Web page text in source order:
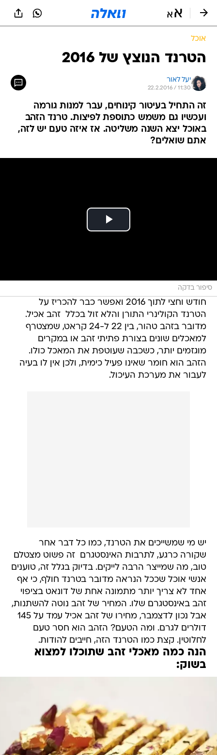
אוכל
הטרנד הנוצץ של 2016
יעל לאור
22.2.2016 / 11:30
זה התחיל בעיטור קינוחים, עבר למנות גורמה
ועכשיו גם משמש כתוספת לפיצות. טרנד הזהב
באוכל יצא השנה משליטה. אז איזה טעם יש לזה,
אתם שואלים?
סיפור בדקה
חודש וחצי לתוך 2016 ואפשר כבר להכריז על
הטרנד הקולינרי התורן והלא זול בכלל  זהב אכיל.
מדובר בזהב טהור, בין 22 ל-24 קראט, שמצטרף
למאכלים שונים בצורת פתיתי זהב או במקרים
מוגזמים יותר, כשכבה שעוטפת את המאכל כולו.
הזהב הוא חומר שאינו פעיל כימית, ולכן אין לו בעיה
לעבור את מערכת העיכול.
יש מי שמשייכים את הטרנד, כמו כל דבר אחר
שקורה כרגע, לתרבות האינסטגרם  זה פשוט מצטלם
טוב, מה שמייצר הרבה לייקים. בדיוק בגלל זה, טוענים
אנשי אוכל שככל הנראה מדובר בטרנד חולף, כי אף
אחד לא צריך יותר מתמונה אחת של דונאט בציפוי
זהב באינסטגרם שלו. המחיר של זהב נוטה להשתנות,
אבל נכון לדצמבר, מחירו של זהב אכיל עמד על 145
דולרים לגרם. ומה הטעם? הזהב הוא חסר טעם
לחלוטין. קצת כמו הטרנד הזה, חייבים להודות.
הנה כמה מאכלי זהב שתוכלו למצוא
בשוק: